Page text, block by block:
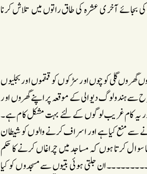
بجائے آخری عشرہ کی طاق راتوں میں تلاش کرنا
گلی کوچوں اور سڑکوں کو قمقموں اور بجلیوں
ہندولوگ دیوالی کے موقعہ پر اپنے گھروں اور
یہ کام غریب لوگوں کے لئے بہت مشکل کام ہے۔
منع کیا ہے اور اسراف کرنے والوں کو شیطان
کرتا ہوں کہ مساجد میں چراغاں کرنے کا حکم
جلتی ہوئی بتیوں سے مسجدوں کو کیا